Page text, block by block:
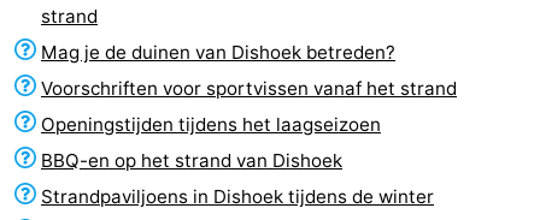
Dishoek
Galgewei
Meerpaal
-
Noordzee
Resort
-
Noordzee
-
strand
Mag je de duinen van Dishoek betreden?
Voorschriften voor sportvissen vanaf het strand
Openingstijden tijdens het laagseizoen
BBQ-en op het strand van Dishoek
Strandpaviljoens in Dishoek tijdens de winter